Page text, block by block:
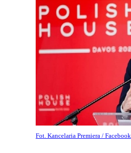
Fot. Kancelaria Premiera / Facebook